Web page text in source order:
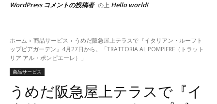
WordPress コメントの投稿者 の上 Hello world!